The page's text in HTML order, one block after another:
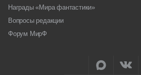
Награды «Мира фантастики»
Вопросы редакции
Форум МирФ